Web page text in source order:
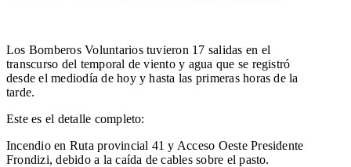
Los Bomberos Voluntarios tuvieron 17 salidas en el
transcurso del temporal de viento y agua que se registró
desde el mediodía de hoy y hasta las primeras horas de la
tarde.
Este es el detalle completo:
Incendio en Ruta provincial 41 y Acceso Oeste Presidente
Frondizi, debido a la caída de cables sobre el pasto.